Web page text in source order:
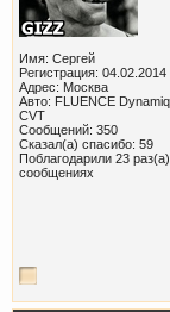
Имя: Сергей
Регистрация: 04.02.2014
Адрес: Москва
Авто: FLUENCE
CVT
Сообщений: 350
Сказал(а) спасибо: 59
Поблагодарили 23
сообщениях